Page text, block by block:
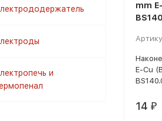
mm
E-Cu
14 ₽
и